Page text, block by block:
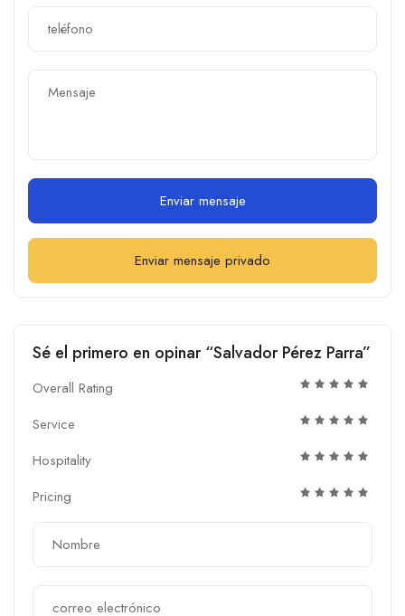
Enviar mensaje
Enviar mensaje privado
Sé el primero en opinar “Salvador Pérez Parra”
Overall Rating
Service
Hospitality
Pricing